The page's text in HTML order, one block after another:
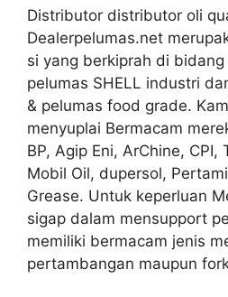
Distributor distributor oli
Dealerpelumas.net
si yang berkiprah di
pelumas SHELL industri
& pelumas food grade.
menyuplai Bermacam
BP, Agip Eni, ArChine, CPI,
Mobil Oil, dupersol,
Grease. Untuk keperluan
sigap dalam mensupport
memiliki bermacam jenis
pertambangan maupun